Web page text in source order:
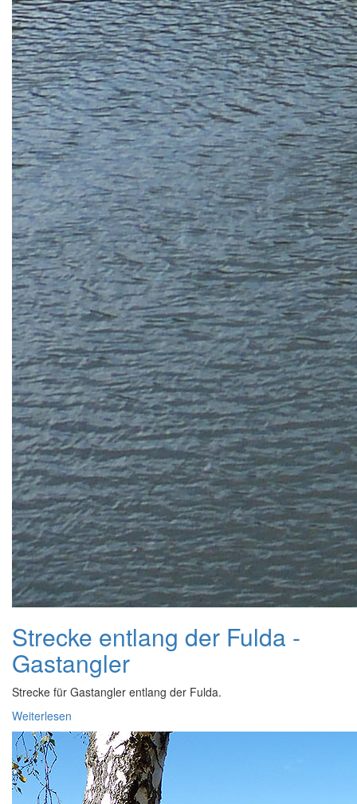
Strecke entlang der Fulda -
Gastangler
Strecke für Gastangler entlang der Fulda.
Weiterlesen